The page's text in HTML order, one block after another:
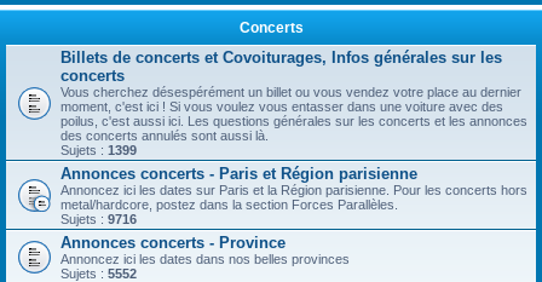
Concerts
Billets de concerts et Covoiturages, Infos générales sur les
concerts
Vous cherchez désespérément un billet ou vous vendez votre place au dernier
moment, c'est ici ! Si vous voulez vous entasser dans une voiture avec des
poilus, c'est aussi ici. Les questions générales sur les concerts et les annonces
des concerts annulés sont aussi là.
Sujets : 1399
Annonces concerts - Paris et Région parisienne
Annoncez ici les dates sur Paris et la Région parisienne. Pour les concerts hors
metal/hardcore, postez dans la section Forces Parallèles.
Sujets : 9716
Annonces concerts - Province
Annoncez ici les dates dans nos belles provinces
Sujets : 5552